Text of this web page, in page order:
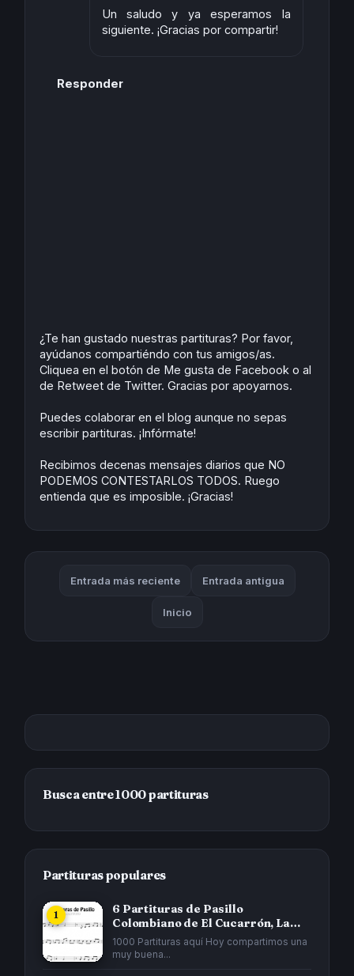
Un saludo y ya esperamos la
siguiente. ¡Gracias por compartir!
Responder
¿Te han gustado nuestras partituras? Por favor,
ayúdanos compartiéndo con tus amigos/as.
Cliquea en el botón de Me gusta de Facebook o al
de Retweet de Twitter. Gracias por apoyarnos.
Puedes colaborar en el blog aunque no sepas
escribir partituras. ¡Infórmate!
Recibimos decenas mensajes diarios que NO
PODEMOS CONTESTARLOS TODOS. Ruego
entienda que es imposible. ¡Gracias!
Entrada más reciente Entrada antigua
Inicio
Busca entre 1000 partituras
Partituras populares
6 Partituras de Pasillo
Colombiano de El Cucarrón, La
Gata...
1000 Partituras aquí Hoy compartimos una
muy buena...